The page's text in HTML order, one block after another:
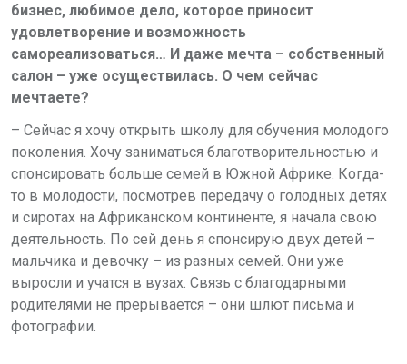
бизнес, любимое дело, которое приносит
удовлетворение и возможность
самореализоваться… И даже мечта – собственный
салон – уже осуществилась. О чем сейчас
мечтаете?
– Сейчас я хочу открыть школу для обучения молодого
поколения. Хочу заниматься благотворительностью и
спонсировать больше семей в Южной Африке. Когда-
то в молодости, посмотрев передачу о голодных детях
и сиротах на Африканском континенте, я начала свою
деятельность. По сей день я спонсирую двух детей –
мальчика и девочку – из разных семей. Они уже
выросли и учатся в вузах. Связь с благодарными
родителями не прерывается – они шлют письма и
фотографии.